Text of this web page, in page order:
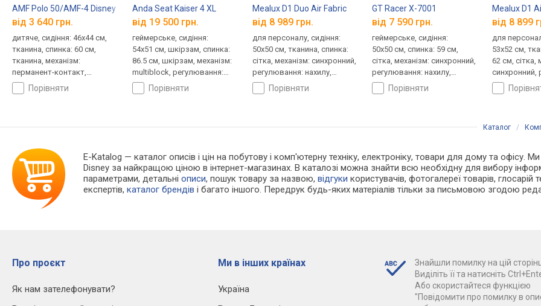
AMF Polo 50/AMF-4 Disney
від 3 640 грн.
дитяче, сидіння: 46x44 см,
тканина, спинка: 60 см,
тканина, механізм:
перманент-контакт,
регулювання: нахилу,
висоти, глибини
порівняти
Anda Seat Kaiser 4 XL
від 19 500 грн.
геймерське, сидіння:
54x51 см, шкірзам, спинка:
86.5 см, шкірзам, механізм:
multiblock, регулювання:
нахилу, висоти, жорсткості
порівняти
Mealux D1 Duo Air Fabric
від 8 989 грн.
для персоналу, сидіння:
50x50 см, тканина, спинка:
сітка, механізм: синхронний,
регулювання: нахилу,
висоти, глибини, жорсткості
порівняти
GT Racer X-7001
від 7 590 грн.
геймерське, сидіння:
50x50 см, спинка: 59 см,
сітка, механізм: синхронний,
регулювання: нахилу,
висоти, жорсткості
порівняти
Mealux D1
від 8 899
для
53x52 см,
62 см, сітка,
синхронний,
нахилу,
жорсткості
Каталог /
E-Katalog — каталог описів і цін на побутову і комп'ютерну техніку, електроніку, товари для дому та
Disney за найкращою ціною в інтернет-магазинах. В каталозі можна знайти всю необхідну для вибору
параметрами, детальніописи, пошук товару за назвою,відгуки користувачів, фотогалереї товарів, глосарій
експертів,каталог брендів і багато іншого. Передрук будь-яких матеріалів тільки за письмовою згодою
Про проєкт
Як нам зателефонувати?
Ми в інших країнах
Україна
Знайшли помилку на цій
Виділіть її та натисніть
Або скористайтеся функцією
"Повідомити про помилку в